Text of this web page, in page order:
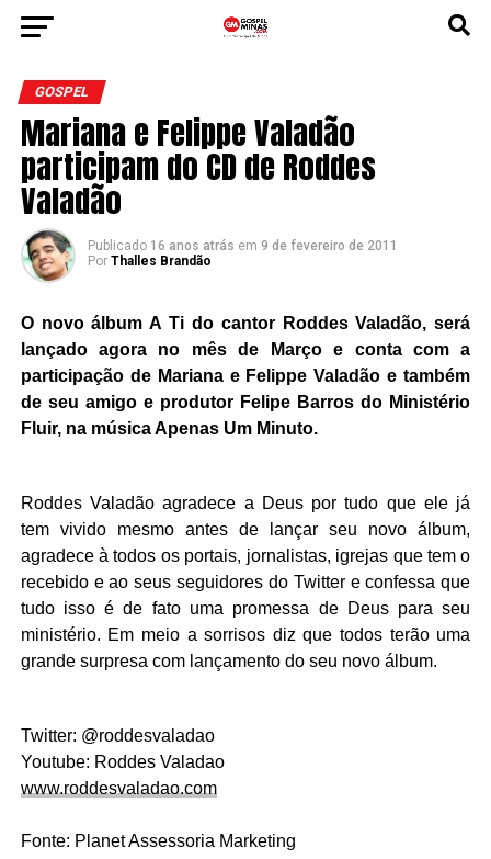
GOSPEL
Mariana e Felippe Valadão
participam do CD de Roddes
Valadão
Publicado 16 anos atrás em 9 de fevereiro de 2011
Por Thalles Brandão
O novo álbum A Ti do cantor Roddes Valadão, será
lançado agora no mês de Março e conta com a
participação de Mariana e Felippe Valadão e também
de seu amigo e produtor Felipe Barros do Ministério
Fluir, na música Apenas Um Minuto.
Roddes Valadão agradece a Deus por tudo que ele já
tem vivido mesmo antes de lançar seu novo álbum,
agradece à todos os portais, jornalistas, igrejas que tem o
recebido e ao seus seguidores do Twitter e confessa que
tudo isso é de fato uma promessa de Deus para seu
ministério. Em meio a sorrisos diz que todos terão uma
grande surpresa com lançamento do seu novo álbum.
Twitter: @roddesvaladao
Youtube: Roddes Valadao
www.roddesvaladao.com
Fonte: Planet Assessoria Marketing